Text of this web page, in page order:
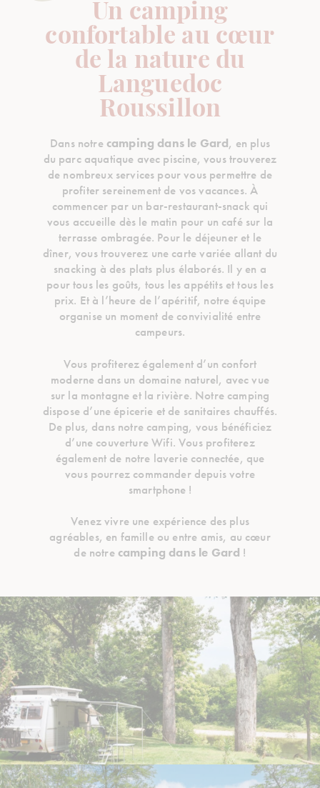
Un camping
confortable au cœur
de la nature du
Languedoc
Roussillon
Dans notrecamping dans le Gard, en plus
du parc aquatique avec piscine, vous trouverez
de nombreux services pour vous permettre de
profiter sereinement de vos vacances. À
commencer par un bar-restaurant-snack qui
vous accueille dès le matin pour un café sur la
terrasse ombragée. Pour le déjeuner et le
dîner, vous trouverez une carte variée allant du
snacking à des plats plus élaborés. Il y en a
pour tous les goûts, tous les appétits et tous les
prix. Et à l’heure de l’apéritif, notre équipe
organise un moment de convivialité entre
campeurs.
Vous profiterez également d’un confort
moderne dans un domaine naturel, avec vue
sur la montagne et la rivière. Notre camping
dispose d’une épicerie et de sanitaires chauffés.
De plus, dans notre camping, vous bénéficiez
d’une couverture Wifi. Vous profiterez
également de notre laverie connectée, que
vous pourrez commander depuis votre
smartphone !
Venez vivre une expérience des plus
agréables, en famille ou entre amis, au cœur
de notre camping dans le Gard !